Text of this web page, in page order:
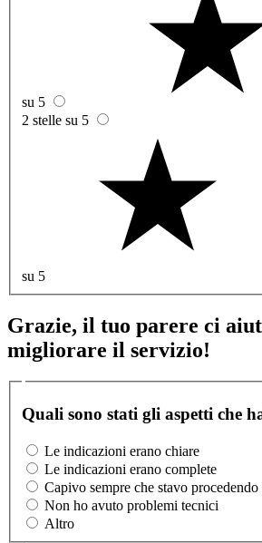
su 5
2 stelle su 5
su 5
Grazie, il tuo parere ci
migliorare il servizio!
Quali sono stati gli aspetti che
Le indicazioni erano chiare
Le indicazioni erano complete
Capivo sempre che stavo procedendo
Non ho avuto problemi tecnici
Altro